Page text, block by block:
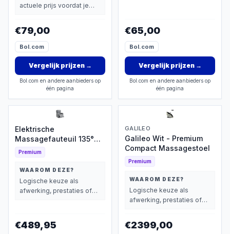
actuele prijs voordat je
€79,00
Bol.com
Vergelijk prijzen→
Bol.com en andere aanbieders op
één pagina
€65,00
Bol.com
Vergelijk prijzen→
Bol.com en andere aanbieders op
één pagina
Elektrische
Massagefauteuil 135°
Kantelbaar
Premium
WAAROM DEZE?
Logische keuze als
afwerking, prestaties of
€489,95
GALILEO
Galileo Wit - Premium
Compact Massagestoel
Premium
WAAROM DEZE?
Logische keuze als
afwerking, prestaties of
€2399,00